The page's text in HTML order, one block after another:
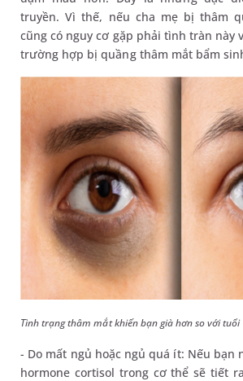
truyền. Vì thế, nếu cha mẹ bị thâm
cũng có nguy cơ gặp phải tình tràn này
trường hợp bị quầng thâm mắt bẩm
Tình trạng thâm mắt khiến bạn già hơn so với tuổi
- Do mất ngủ hoặc ngủ quá ít: Nếu bạn
hormone cortisol trong cơ thể sẽ tiết